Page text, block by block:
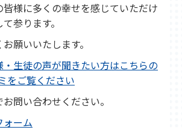
様に多くの幸せを感じていただけ
参ります。
願いいたします。
生徒の声が聞きたい方はこちらの
をご覧ください
問い合わせください。
ォーム